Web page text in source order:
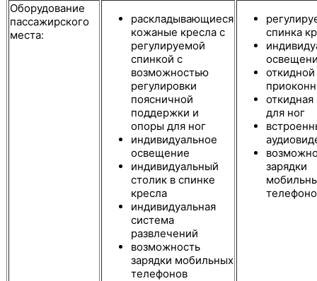
Оборудование
пассажирского
места:
раскладывающиеся
кожаные кресла с
регулируемой
спинкой с
возможностью
регулировки
поясничной
поддержки и
опоры для ног
индивидуальное
освещение
индивидуальный
столик в спинке
кресла
индивидуальная
система
развлечений
возможность
зарядки мобильных
телефонов
спинка
для ног
зарядки